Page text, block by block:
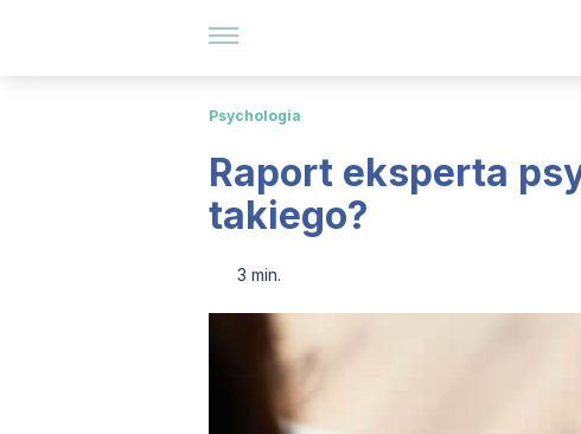
Psychologia
Raport eksperta
takiego?
3 min.